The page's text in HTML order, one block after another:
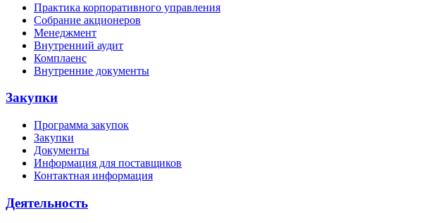
Практика корпоративного управления
Собрание акционеров
Менеджмент
Внутренний аудит
Комплаенс
Внутренние документы
Закупки
Программа закупок
Закупки
Документы
Информация для поставщиков
Контактная информация
Деятельность